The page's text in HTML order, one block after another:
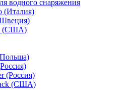
водного снаряжения
(Италия)
(США)
(Россия)
(США)